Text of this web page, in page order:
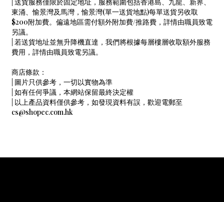
東涌、愉景灣及馬灣，愉景灣(單一送貨地點)每單送貨另收取
$200附加費。偏遠地區需付額外附加費/推路費，詳情由職員致電
另議。
| 若送貨地址並無升降機直達，我們將根據每層樓層收取額外服務
費用，詳情由職員致電另議。
商店條款：
| 圖片只供參考，一切以實物為準
| 如有任何爭議，本網站保留最終決定權
| 以上產品資料僅供參考，如發現資料有誤，歡迎電郵至
cs@shopec.com.hk